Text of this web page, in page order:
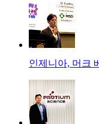
인제니아, 머크